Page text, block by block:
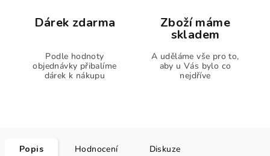
Dárek zdarma
Podle hodnoty
objednávky přibalíme
dárek k nákupu
Zboží máme
skladem
A uděláme vše pro to,
aby u Vás bylo co
nejdříve
Popis Hodnocení Diskuze